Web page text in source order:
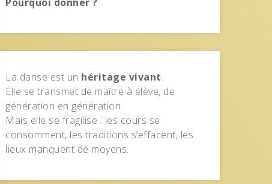
La danse est un héritage vivant.
Elle se transmet de maître à élève, de
génération en génération.
Mais elle se fragilise : les cours se
consomment, les traditions s’effacent, les
lieux manquent de moyens.